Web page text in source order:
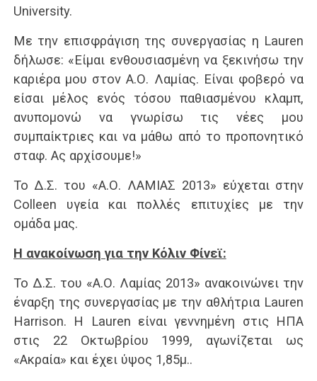
University.
Με την επισφράγιση της συνεργασίας η Lauren
δήλωσε: «Είμαι ενθουσιασμένη να ξεκινήσω την
καριέρα μου στον Α.Ο. Λαμίας. Είναι φοβερό να
είσαι μέλος ενός τόσου παθιασμένου κλαμπ,
ανυπομονώ να γνωρίσω τις νέες μου
συμπαίκτριες και να μάθω από το προπονητικό
σταφ. Ας αρχίσουμε!»
Το Δ.Σ. του «Α.Ο. ΛΑΜΙΑΣ 2013» εύχεται στην
Colleen υγεία και πολλές επιτυχίες με την
ομάδα μας.
Η ανακοίνωση για την Κόλιν Φίνεϊ:
Το Δ.Σ. του «Α.Ο. Λαμίας 2013» ανακοινώνει την
έναρξη της συνεργασίας με την αθλήτρια Lauren
Harrison. Η Lauren είναι γεννημένη στις ΗΠΑ
στις 22 Οκτωβρίου 1999, αγωνίζεται ως
«Ακραία» και έχει ύψος 1,85μ..